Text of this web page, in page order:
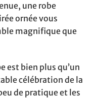
une robe
ornée vous
magnifique que
est bien plus qu’un
célébration de la
de pratique et les